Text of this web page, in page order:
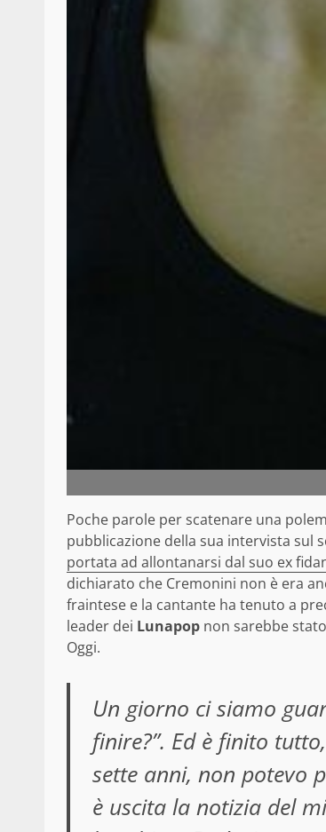
Poche parole per scatenare una
pubblicazione della sua intervista sul
portata ad allontanarsi dal suo ex
dichiarato che Cremonini non è era
fraintese e la cantante ha tenuto a
leader dei Lunapop non sarebbe
Oggi.
Un giorno ci siamo
finire?”. Ed è finito
sette anni, non potevo
è uscita la notizia del